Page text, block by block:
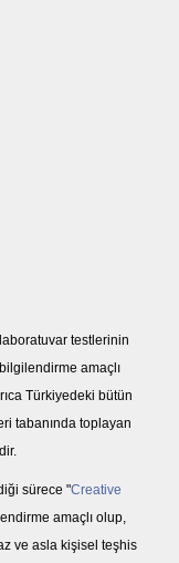
testlerinin
amaçlı
Türkiyedeki bütün
tabanında toplayan
sürece "Creative
amaçlı olup,
ve asla kişisel teşhis